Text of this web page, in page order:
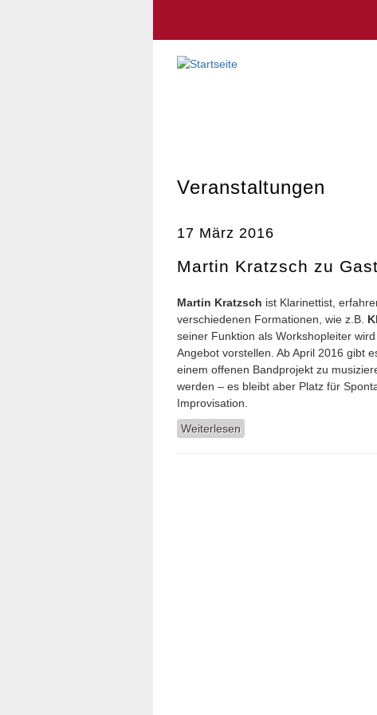
Veranstaltungen
17 März 2016
Martin Kratzsch zu
Martin Kratzsch ist Klarinettist,
verschiedenen Formationen, wie z.B.
seiner Funktion als Workshopleiter
Angebot vorstellen. Ab April 2016 gibt
einem offenen Bandprojekt zu
werden – es bleibt aber Platz für
Improvisation.
Weiterlesen